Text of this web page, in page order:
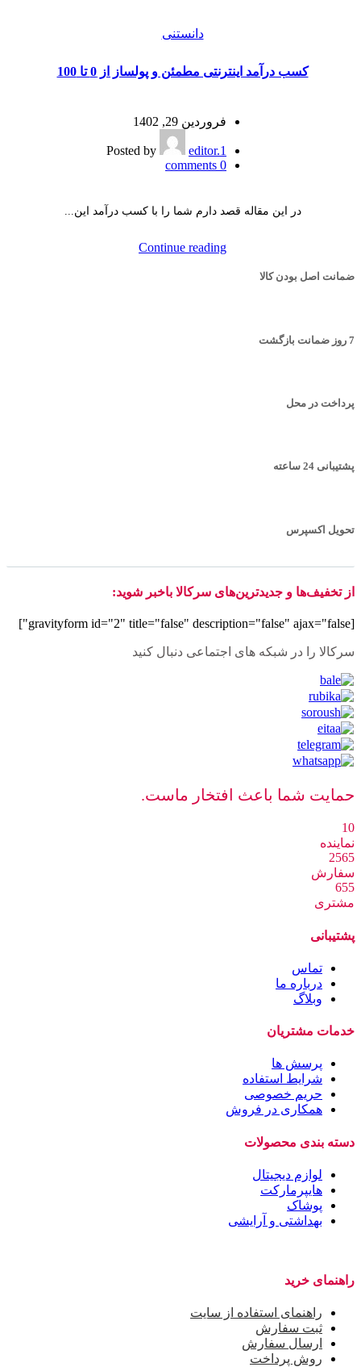
دانستنی
کسب درآمد اینترنتی مطمئن و پولساز از 0 تا 100
فروردین 29, 1402
Posted by
editor.1
0
comments
در این مقاله قصد دارم شما را با کسب درآمد این...
Continue reading
ضمانت اصل بودن کالا
7 روز ضمانت بازگشت
پرداخت در محل
پشتیبانی 24 ساعته
تحویل اکسپرس
از تخفیف‌ها و جدیدترین‌های سرکالا باخبر شوید:
[gravityform id="2" title="false" description="false" ajax="false"]
سرکالا را در شبکه های اجتماعی دنبال کنید
حمایت شما باعث افتخار ماست.
10
نماینده
2565
سفارش
655
مشتری
پشتیبانی
تماس
درباره ما
وبلاگ
خدمات مشتریان
پرسش ها
شرایط استفاده
حریم خصوصی
همکاری در فروش
دسته بندی محصولات
لوازم دیجیتال
هایپرمارکت
پوشاک
بهداشتی و آرایشی
راهنمای خرید
راهنمای استفاده از سایت
ثبت سفارش
ارسال سفارش
روش پرداخت